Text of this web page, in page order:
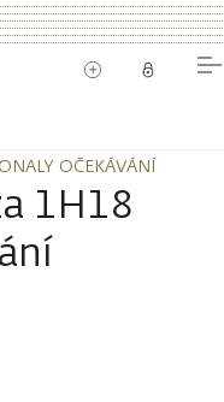
OČEKÁVÁNÍ
OČEKÁVÁNÍ
1H18